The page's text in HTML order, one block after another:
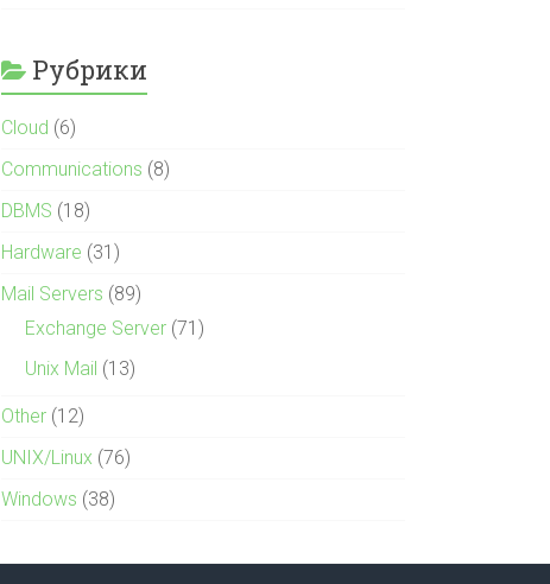
Рубрики
Cloud (6)
Communications (8)
DBMS (18)
Hardware (31)
Mail Servers (89)
Exchange Server (71)
Unix Mail (13)
Other (12)
UNIX/Linux (76)
Windows (38)